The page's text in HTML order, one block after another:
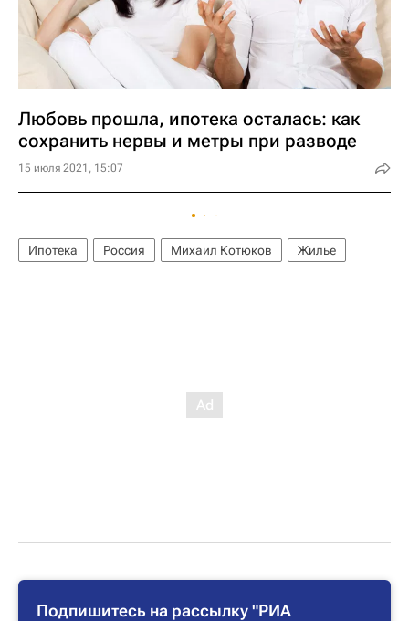
Любовь прошла, ипотека осталась: как
сохранить нервы и метры при разводе
15 июля 2021, 15:07
Ипотека Россия Михаил Котюков Жилье
Подпишитесь на рассылку "РИА